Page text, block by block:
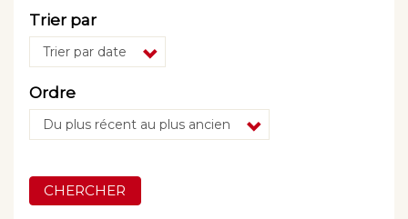
Trier par
Ordre
CHERCHER